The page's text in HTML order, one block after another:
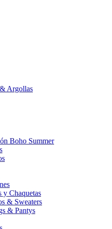
Argollas
Boho Summer
y Chaquetas
& Sweaters
& Pantys